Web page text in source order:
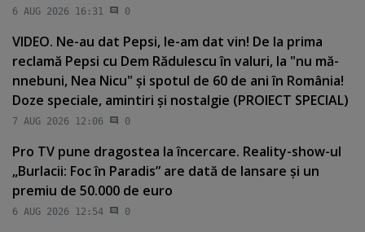
6 AUG 2026 16:31 0
VIDEO. Ne-au dat Pepsi, le-am dat vin! De la prima
reclamă Pepsi cu Dem Rădulescu în valuri, la "nu mă-
nnebuni, Nea Nicu" şi spotul de 60 de ani în România!
Doze speciale, amintiri şi nostalgie (PROIECT SPECIAL)
7 AUG 2026 12:06 0
Pro TV pune dragostea la încercare. Reality-show-ul
„Burlacii: Foc în Paradis” are dată de lansare şi un
premiu de 50.000 de euro
6 AUG 2026 12:54 0